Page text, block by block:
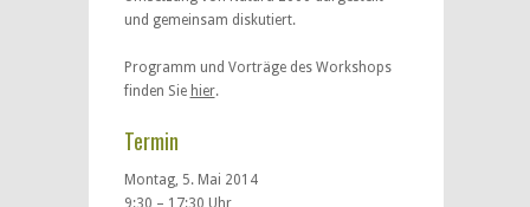
und gemeinsam diskutiert.
Programm und Vorträge des Workshops
finden Sie hier.
Termin
Montag, 5. Mai 2014
9:30 – 17:30 Uhr